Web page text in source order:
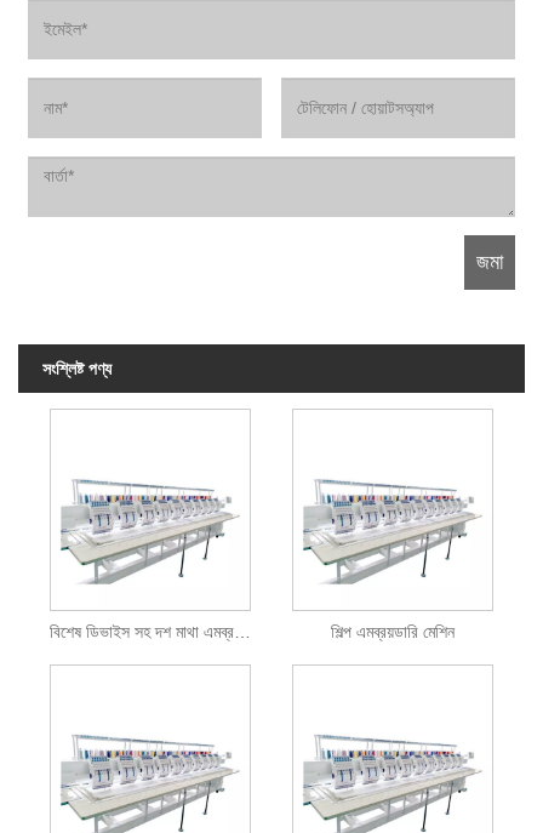
সংশ্লিষ্ট পণ্য
বিশেষ ডিভাইস সহ দশ মাথা এমব্রয়ডারি মেশিন শিল্প এমব্রয়ডারি মেশিন